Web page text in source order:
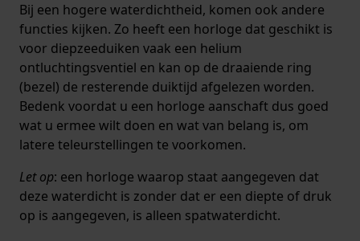
Bij een hogere waterdichtheid, komen ook andere
functies kijken. Zo heeft een horloge dat geschikt is
voor diepzeeduiken vaak een helium
ontluchtingsventiel en kan op de draaiende ring
(bezel) de resterende duiktijd afgelezen worden.
Bedenk voordat u een horloge aanschaft dus goed
wat u ermee wilt doen en wat van belang is, om
latere teleurstellingen te voorkomen.
Let op: een horloge waarop staat aangegeven dat
deze waterdicht is zonder dat er een diepte of druk
op is aangegeven, is alleen spatwaterdicht.